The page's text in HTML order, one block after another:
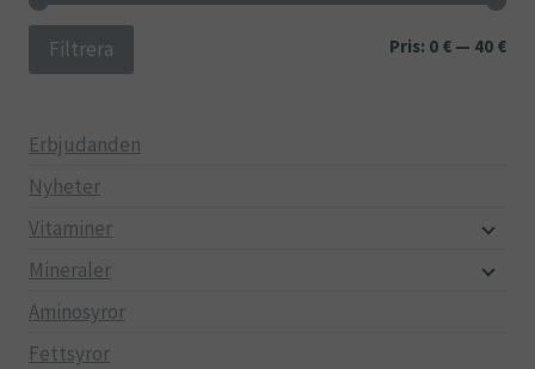
Min
Filtrera Pris: 0 € — 40 €
Erbjudanden
Nyheter
Vitaminer
Mineraler
Aminosyror
Fettsyror